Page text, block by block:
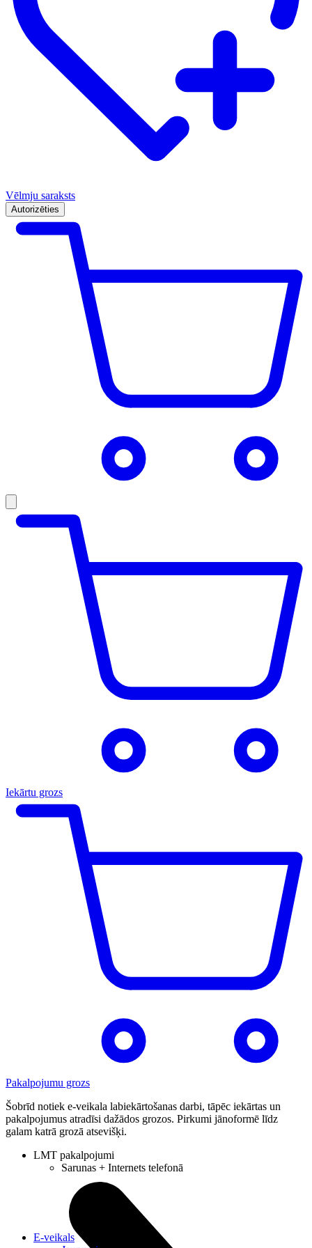
Vēlmju saraksts
Autorizēties
Iekārtu grozs
Pakalpojumu grozs
Šobrīd notiek e-veikala labiekārtošanas darbi, tāpēc iekārtas un
pakalpojumus atradīsi dažādos grozos. Pirkumi jānoformē līdz
galam katrā grozā atsevišķi.
LMT pakalpojumi
Sarunas + Internets telefonā
E-veikals